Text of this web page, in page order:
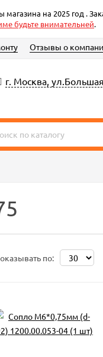
на 2025 год .
будьте внимательней.
Отзывы о
г. Москва,
по: